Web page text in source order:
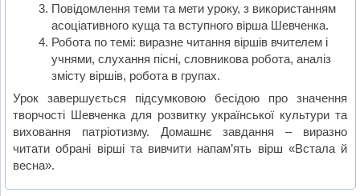
Повідомлення теми та мети уроку, з використанням
асоціативного куща та вступного вірша Шевченка.
Робота по темі: виразне читання віршів вчителем і
учнями, слухання пісні, словникова робота, аналіз
змісту віршів, робота в групах.
Урок завершується підсумковою бесідою про значення
творчості Шевченка для розвитку української культури та
виховання патріотизму. Домашнє завдання – виразно
читати обрані вірші та вивчити напам’ять вірш «Встала й
весна».